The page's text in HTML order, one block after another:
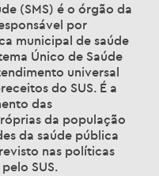
(SMS) é o órgão da
por
municipal de saúde
Único de Saúde
universal
do SUS. É a
das
da população
da saúde pública
nas políticas
SUS.